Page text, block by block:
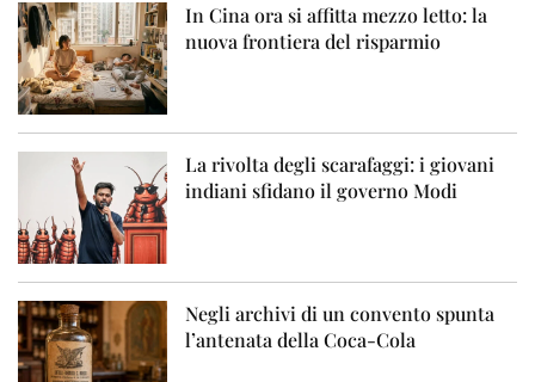
In Cina ora si affitta mezzo letto: la
nuova frontiera del risparmio
La rivolta degli scarafaggi: i giovani
indiani sfidano il governo Modi
Negli archivi di un convento spunta
l’antenata della Coca-Cola